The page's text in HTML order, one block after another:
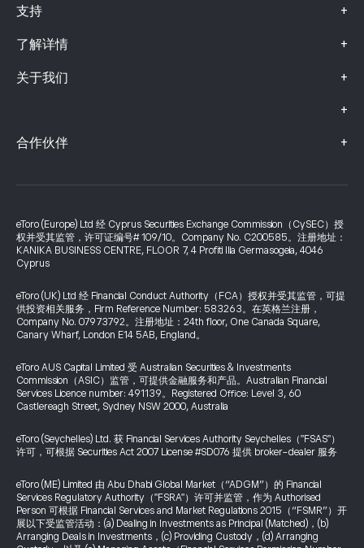
支持 +
了解详情 +
关于我们 +
+
合作伙伴 +
eToro (Europe) Ltd 经 Cyprus Securities Exchange Commission（CySEC）授
权并受其监管，许可证编号# 109/10。Company No. C200585。注册地址：
KANIKA BUSINESS CENTRE, FLOOR 7, 4 Profiti Ilia Germasogeia, 4046
Cyprus
eToro (UK) Ltd 经 Financial Conduct Authority（FCA）授权并受其监管，可提
供投资相关服务，Firm Reference Number: 583263。在英格兰注册，
Company No. 07973792。注册地址：24th floor, One Canada Square,
Canary Wharf, London E14 5AB, England。
eToro AUS Capital Limited 受 Australian Securities & Investments
Commission（ASIC）监管，可提供金融服务和产品。Australian Financial
Services Licence number: 491139。Registered Office: Level 3, 60
Castlereagh Street, Sydney NSW 2000, Australia
eToro (Seychelles) Ltd. 获 Financial Services Authority Seychelles（"FSAS"）
许可，可根据 Securities Act 2007 License #SD076 提供 broker-dealer 服务
eToro (ME) Limited 由 Abu Dhabi Global Market（“ADGM”）的 Financial
Services Regulatory Authority（"FSRA"）许可并监管，作为 Authorised
Person 可根据 Financial Services and Market Regulations 2015（“FSMR”）开
展以下受监管活动：(a) Dealing in Investments as Principal (Matched)，(b)
Arranging Deals in Investments，(c) Providing Custody，(d) Arranging